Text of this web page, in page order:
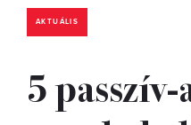
AKTUÁLIS
5